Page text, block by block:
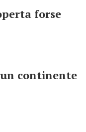
forse
un continente